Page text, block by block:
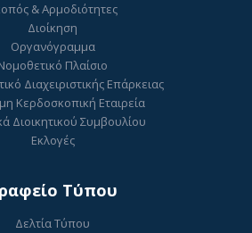
& Αρμοδιότητες
Διοίκηση
Οργανόγραμμα
Πλαίσιο
Διαχειριστικής Επάρκειας
Κερδοσκοπική Εταιρεία
Διοικητικού Συμβουλίου
Εκλογές
Τύπου
Δελτία Τύπου